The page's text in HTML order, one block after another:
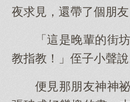
夜求見，還帶了個朋
「這是晚輩的街
教指教！」侄子小聲說
便見那朋友神神